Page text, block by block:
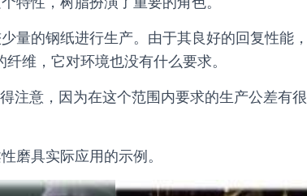
量的钢纸进行生产。由于其良好的回复性能，
维，它对环境也没有什么要求。
注意，因为在这个范围内要求的生产公差有很
磨具实际应用的示例。